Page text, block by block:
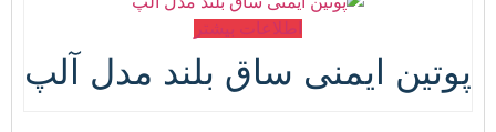
اطلاعات بیشتر
پوتین ایمنی ساق بلند مدل آلپ